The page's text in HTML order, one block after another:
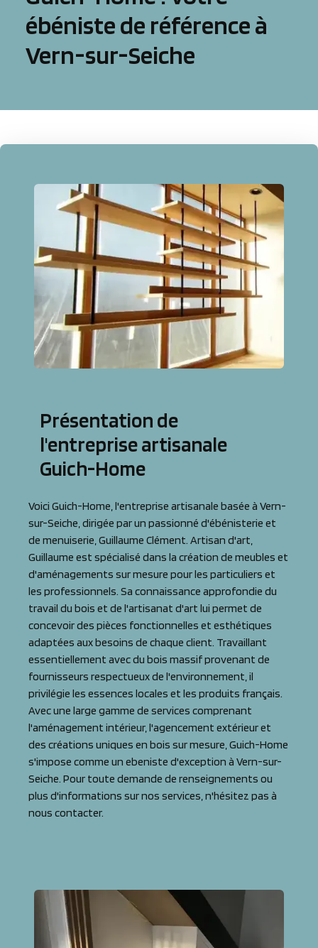
ébéniste de référence à
Vern-sur-Seiche
Présentation de
l'entreprise artisanale
Guich-Home
Voici Guich-Home, l'entreprise artisanale basée à Vern-
sur-Seiche, dirigée par un passionné d'ébénisterie et
de menuiserie, Guillaume Clément. Artisan d'art,
Guillaume est spécialisé dans la création de meubles et
d'aménagements sur mesure pour les particuliers et
les professionnels. Sa connaissance approfondie du
travail du bois et de l'artisanat d'art lui permet de
concevoir des pièces fonctionnelles et esthétiques
adaptées aux besoins de chaque client. Travaillant
essentiellement avec du bois massif provenant de
fournisseurs respectueux de l'environnement, il
privilégie les essences locales et les produits français.
Avec une large gamme de services comprenant
l'aménagement intérieur, l'agencement extérieur et
des créations uniques en bois sur mesure, Guich-Home
s'impose comme un ebeniste d'exception à Vern-sur-
Seiche. Pour toute demande de renseignements ou
plus d'informations sur nos services, n'hésitez pas à
nous contacter.